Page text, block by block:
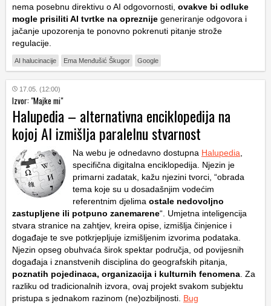
nema posebnu direktivu o AI odgovornosti, ovakve bi odluke
mogle prisiliti AI tvrtke na opreznije generiranje odgovora i
jačanje upozorenja te ponovno pokrenuti pitanje strože
regulacije.
AI halucinacije Ema Menđušić Škugor Google
17.05. (12:00)
Izvor: "Majke mi"
Halupedia – alternativna enciklopedija na
kojoj AI izmišlja paralelnu stvarnost
Na webu je odnedavno dostupna Halupedia
specifična digitalna enciklopedija. Njezin je
primarni zadatak, kažu njezini tvorci, “obrada
tema koje su u dosadašnjim vodećim
referentnim djelima ostale nedovoljno
zastupljene ili potpuno zanemarene“. Umjetna inteligencija
stvara stranice na zahtjev, kreira opise, izmišlja činjenice i
događaje te sve potkrjepljuje izmišljenim izvorima podataka.
Njezin opseg obuhvaća širok spektar područja, od povijesnih
događaja i znanstvenih disciplina do geografskih pitanja,
poznatih pojedinaca, organizacija i kulturnih fenomena . Za
razliku od tradicionalnih izvora, ovaj projekt svakom subjektu
pristupa s jednakom razinom (ne)ozbiljnosti. Bug